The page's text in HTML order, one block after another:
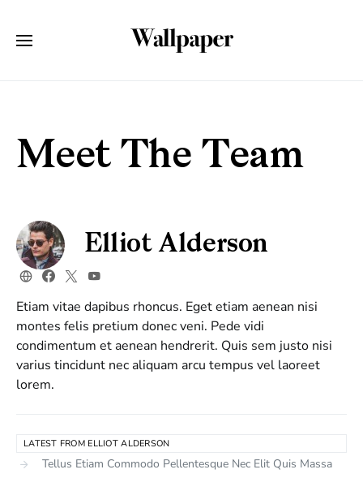
Meet The Team
Elliot Alderson
Etiam vitae dapibus rhoncus. Eget etiam aenean nisi
montes felis pretium donec veni. Pede vidi
condimentum et aenean hendrerit. Quis sem justo nisi
varius tincidunt nec aliquam arcu tempus vel laoreet
lorem.
LATEST FROM ELLIOT ALDERSON
Tellus Etiam Commodo Pellentesque Nec Elit Quis Massa